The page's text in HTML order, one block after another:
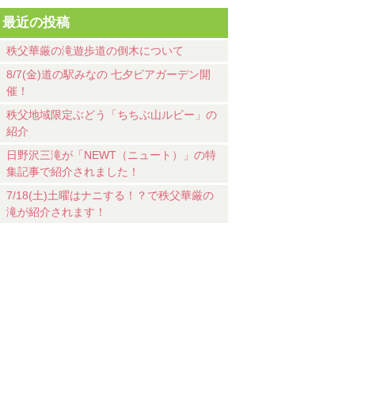
最近の投稿
秩父華厳の滝遊歩道の倒木について
8/7(金)道の駅みなの 七夕ビアガーデン開
催！
秩父地域限定ぶどう「ちちぶ山ルビー」の
紹介
日野沢三滝が「NEWT（ニュート）」の特
集記事で紹介されました！
7/18(土)土曜はナニする！？で秩父華厳の
滝が紹介されます！